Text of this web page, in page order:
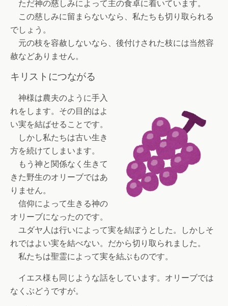
ただ神の慈しみによって主の食卓に着いています。
この慈しみに留まらないなら、私たちも切り取られる
でしょう。
元の枝を容赦しないなら、後付けされた枝には当然容
赦などありません。
キリストにつながる
神様は農夫のように手入
れをします。その目的はよ
い実を結ばせることです。
しかし私たちは古い生き
方を続けてしまいます。
もう神と関係なく生きて
きた野生のオリーブではあ
りません。
信仰によって生きる神の
オリーブになったのです。
ユダヤ人は行いによって実を結ぼうとした。しかしそ
れではよい実を結べない。だから切り取られました。
私たちは聖霊によって実を結ぶものです。
イエス様も同じような話をしています。オリーブでは
なくぶどうですが。